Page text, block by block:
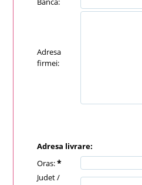
Adresa
firmei:
Adresa livrare:
Oras:*
Judet /